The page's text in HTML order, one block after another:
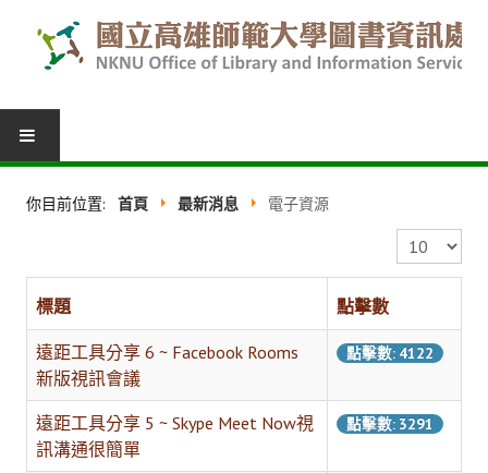
借閱紀錄
圖書推薦
館際合作
表單下載
活動報名
你目前位置: 首頁 最新消息 電子資源
顯示數目
標題 點擊數
遠距工具分享 6 ~ Facebook Rooms
新版視訊會議
點擊數: 4122
遠距工具分享 5 ~ Skype Meet Now視
訊溝通很簡單
點擊數: 3291